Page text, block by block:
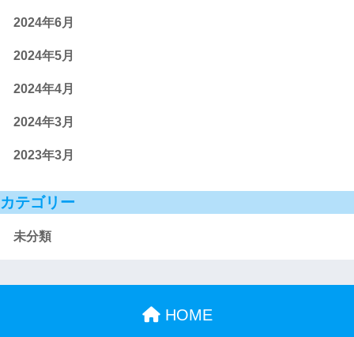
2024年6月
2024年5月
2024年4月
2024年3月
2023年3月
カテゴリー
未分類
HOME